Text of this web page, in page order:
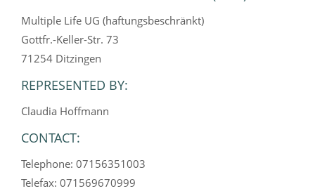
Multiple Life UG (haftungsbeschränkt)
Gottfr.-Keller-Str. 73
71254 Ditzingen
REPRESENTED BY:
Claudia Hoffmann
CONTACT:
Telephone: 07156351003
Telefax: 071569670999